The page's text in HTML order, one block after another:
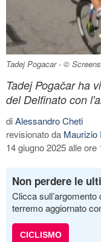
Tadej Pogacar - ©
Tadej Pogačar ha
del Delfinato con
diAlessandro Cheti
revisionato da Maurizio
14 giugno 2025 alle ore
Non perdere le
Clicca
terremo aggiornato
CICLISMO